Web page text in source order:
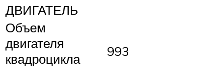
ДВИГАТЕЛЬ
Объем
двигателя
квадроцикла
993